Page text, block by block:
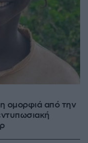
ομορφιά από την